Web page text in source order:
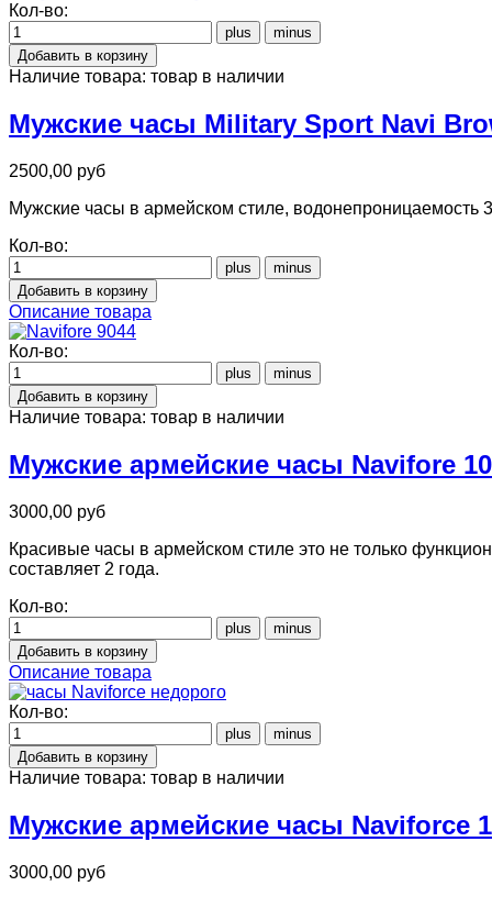
Кол-во:
Наличие товара: товар в наличии
Мужские часы Military Sport Navi
2500,00 руб
Мужские часы в армейском стиле,
Кол-во:
Описание товара
Кол-во:
Наличие товара: товар в наличии
Мужские армейские часы Navifore
3000,00 руб
Красивые часы в армейском стиле это не только
составляет 2 года.
Кол-во:
Описание товара
Кол-во:
Наличие товара: товар в наличии
Мужские армейские часы Naviforce
3000,00 руб